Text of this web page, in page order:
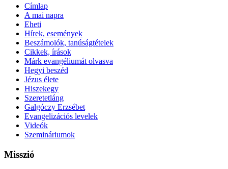
Címlap
A mai napra
Eheti
Hírek, események
Beszámolók, tanúságtételek
Cikkek, írások
Márk evangéliumát olvasva
Hegyi beszéd
Jézus élete
Hiszekegy
Szeretetláng
Galgóczy Erzsébet
Evangelizációs levelek
Videók
Szemináriumok
Misszió